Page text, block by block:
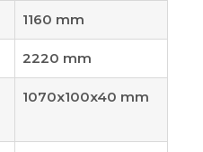
1160 mm
2220 mm
1070x100x40 mm